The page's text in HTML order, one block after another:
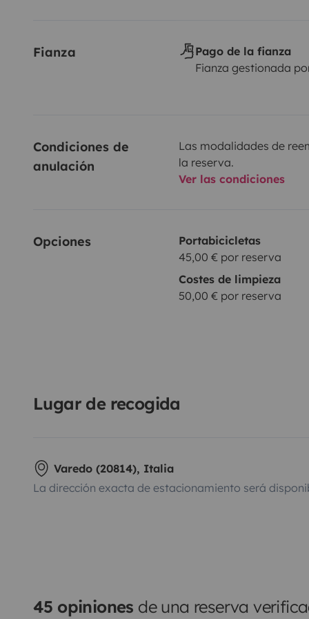
Fianza
Pago de la fianza
Fianza gestionada
Condiciones de
anulación
Las modalidades de
la reserva.
Ver las condiciones
Opciones
Portabicicletas
45,00 € por reserva
Costes de limpieza
50,00 € por reserva
Lugar de recogida
Varedo (20814), Italia
La dirección exacta de estacionamiento será
45 opiniones de una reserva